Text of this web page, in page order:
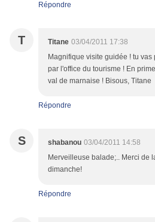
Répondre
T Titane 03/04/2011 17:38
Magnifique visite guidée ! tu
par l'office du tourisme ! En
val de marnaise ! Bisous, Titane
Répondre
S shabanou 03/04/2011 14:58
Merveilleuse balade;.. Merci de
dimanche!
Répondre